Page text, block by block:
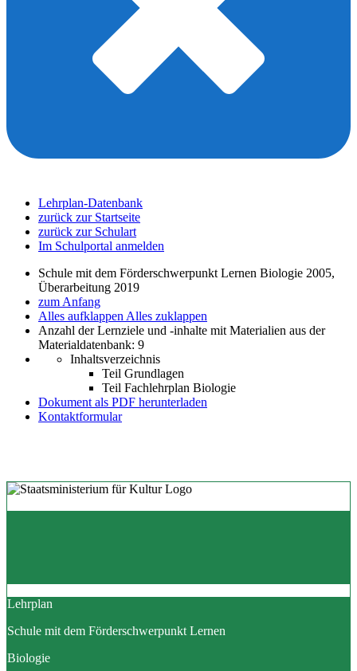
Lehrplan-Datenbank
zurück zur Startseite
zurück zur Schulart
Im Schulportal anmelden
Schule mit dem Förderschwerpunkt Lernen Biologie 2005,
Überarbeitung 2019
zum Anfang
Alles aufklappen Alles zuklappen
Anzahl der Lernziele und -inhalte mit Materialien aus der
Materialdatenbank: 9
Inhaltsverzeichnis
Teil Grundlagen
Teil Fachlehrplan Biologie
Dokument als PDF herunterladen
Kontaktformular
Lehrplan
Schule mit dem Förderschwerpunkt Lernen
Biologie